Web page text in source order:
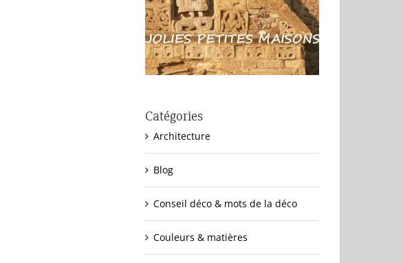
Catégories
Architecture
Blog
Conseil déco & mots de la déco
Couleurs & matières